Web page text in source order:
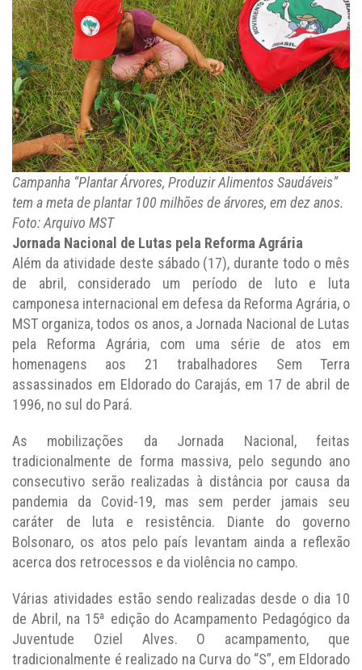
Campanha “Plantar Árvores, Produzir Alimentos Saudáveis”
tem a meta de plantar 100 milhões de árvores, em dez anos.
Foto: Arquivo MST
Jornada Nacional de Lutas pela Reforma Agrária
Além da atividade deste sábado (17), durante todo o mês
de abril, considerado um período de luto e luta
camponesa internacional em defesa da Reforma Agrária, o
MST organiza, todos os anos, a Jornada Nacional de Lutas
pela Reforma Agrária, com uma série de atos em
homenagens aos 21 trabalhadores Sem Terra
assassinados em Eldorado do Carajás, em 17 de abril de
1996, no sul do Pará.
As mobilizações da Jornada Nacional, feitas
tradicionalmente de forma massiva, pelo segundo ano
consecutivo serão realizadas à distância por causa da
pandemia da Covid-19, mas sem perder jamais seu
caráter de luta e resistência. Diante do governo
Bolsonaro, os atos pelo país levantam ainda a reflexão
acerca dos retrocessos e da violência no campo.
Várias atividades estão sendo realizadas desde o dia 10
de Abril, na 15ª edição do Acampamento Pedagógico da
Juventude Oziel Alves. O acampamento, que
tradicionalmente é realizado na Curva do “S”, em Eldorado